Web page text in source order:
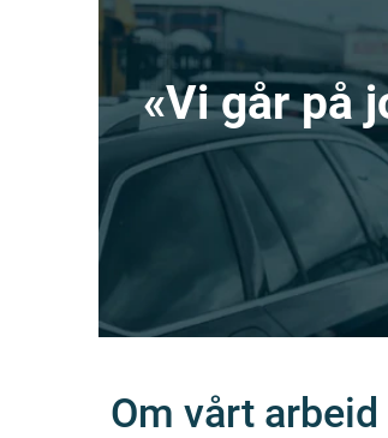
«Vi går på
Om vårt arbeid